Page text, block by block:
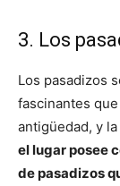
3. Los
Los pasadizos
fascinantes
antigüedad, y
el lugar posee
de pasadizos